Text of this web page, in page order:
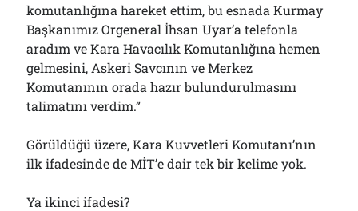
komutanlığına hareket ettim, bu esnada Kurmay
Başkanımız Orgeneral İhsan Uyar’a telefonla
aradım ve Kara Havacılık Komutanlığına hemen
gelmesini, Askeri Savcının ve Merkez
Komutanının orada hazır bulundurulmasını
talimatını verdim.”
Görüldüğü üzere, Kara Kuvvetleri Komutanı’nın
ilk ifadesinde de MİT’e dair tek bir kelime yok.
Ya ikinci ifadesi?